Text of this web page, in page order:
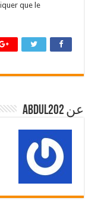
que le
عن abdul202